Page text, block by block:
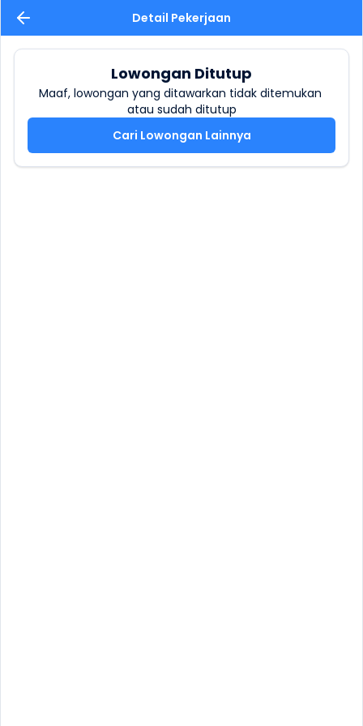
Detail Pekerjaan
Lowongan Ditutup
Maaf, lowongan yang ditawarkan tidak ditemukan
atau sudah ditutup
Cari Lowongan Lainnya